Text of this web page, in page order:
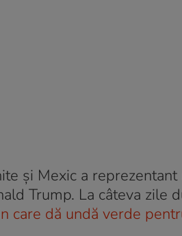
şi Mexic a
Trump. La câteva zile
care dă undă verde